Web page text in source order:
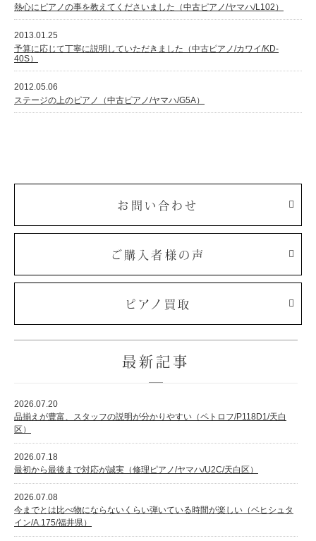
熱心にピアノの事を教えてくださいました（中古ピアノ/ヤマハ/L102）
2013.01.25
予算に応じて丁寧に説明していただきました（中古ピアノ/カワイ/KD-
40S）
2012.05.06
ステージの上のピアノ（中古ピアノ/ヤマハ/G5A）
お問い合わせ
ご購入者様の声
ピアノ買取
最新記事
2026.07.20
品揃えが豊富、スタッフの説明が分かりやすい（ペトロフ/P118D1/天白
区）
2026.07.18
最初から最後まで対応が誠実（修理ピアノ/ヤマハ/U2C/天白区）
2026.07.08
今までとは比べ物にならないくらい弾いている時間が楽しい（ベヒシュタ
イン/A.175/福井県）